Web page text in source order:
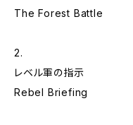
The Forest Battle
2.
レベル軍の指示
Rebel Briefing